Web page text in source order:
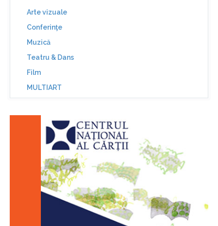
Arte vizuale
Conferinţe
Muzică
Teatru & Dans
Film
MULTIART